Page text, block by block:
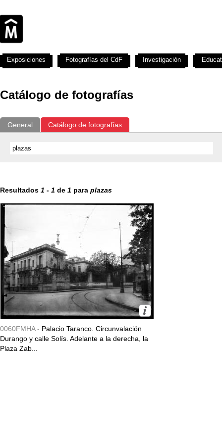
Catálogo de fotografías
General Catálogo de fotografías
Resultados 1 - 1 de 1 para plazas
0060FMHA - Palacio Taranco. Circunvalación
Durango y calle Solís. Adelante a la derecha, la
Plaza Zab...
Exposiciones Fotografías del CdF Investigación